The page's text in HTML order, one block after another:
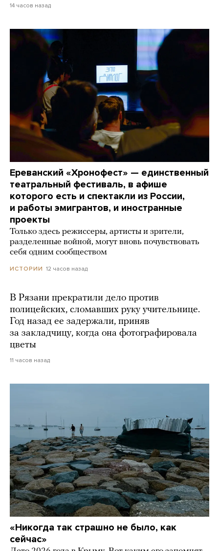
14 часов назад
Ереванский «Хронофест» — единственный
театральный фестиваль, в афише
которого есть и спектакли из России,
и работы эмигрантов, и иностранные
проекты
Только здесь режиссеры, артисты и зрители,
разделенные войной, могут вновь почувствовать
себя одним сообществом
ИСТОРИИ 12 часов назад
В Рязани прекратили дело против
полицейских, сломавших руку учительнице.
Год назад ее задержали, приняв
за закладчицу, когда она фотографировала
цветы
11 часов назад
«Никогда так страшно не было, как
сейчас»